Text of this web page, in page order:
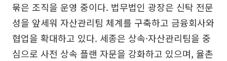
묶은 조직을 운영 중이다. 법무법인 광장은 신탁 전문
성을 앞세워 자산관리팀 체계를 구축하고 금융회사와
협업을 확대하고 있다. 세종은 상속·자산관리팀을 중
심으로 사전 상속 플랜 자문을 강화하고 있으며, 율촌